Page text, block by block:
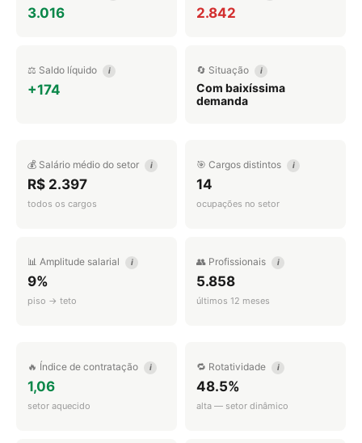
3.016 2.842
⚖️ Saldo líquido i
+174
🔄 Situação i
Com baixíssima
demanda
💰 Salário médio do setor i
R$ 2.397
todos os cargos
🎯 Cargos distintos i
14
ocupações no setor
📊 Amplitude salarial i
9%
piso → teto
👥 Profissionais i
5.858
últimos 12 meses
🔥 Índice de contratação i
1,06
setor aquecido
🔁 Rotatividade i
48.5%
alta — setor dinâmico